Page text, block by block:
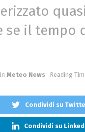
se il tempo
in Meteo News Reading
Condividi su
Condividi su